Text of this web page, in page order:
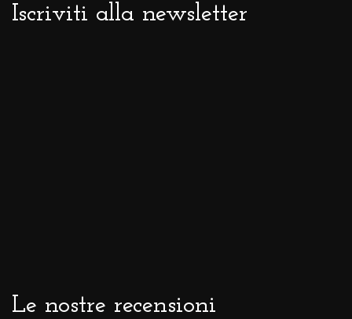
Iscriviti alla newsletter
Le nostre recensioni